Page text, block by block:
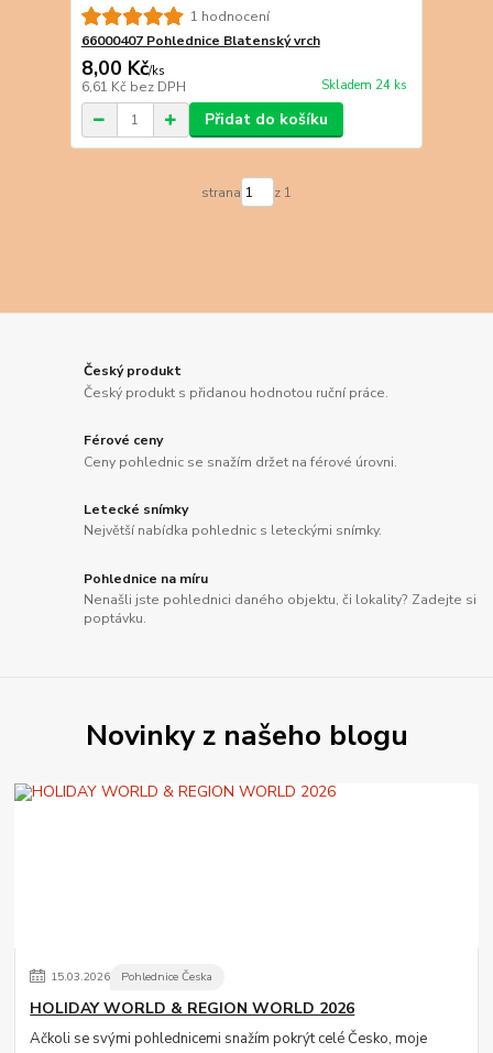
1 hodnocení
66000407 Pohlednice Blatenský vrch
8,00 Kč/ks
6,61 Kč bez DPH Skladem 24 ks
Přidat do košíku
strana z 1
Český produkt
Český produkt s přidanou hodnotou ruční práce.
Férové ceny
Ceny pohlednic se snažím držet na férové úrovni.
Letecké snímky
Největší nabídka pohlednic s leteckými snímky.
Pohlednice na míru
Nenašli jste pohlednici daného objektu, či lokality? Zadejte si
poptávku.
Novinky z našeho blogu
15.03.2026 Pohlednice Česka
HOLIDAY WORLD & REGION WORLD 2026
Ačkoli se svými pohlednicemi snažím pokrýt celé Česko, moje